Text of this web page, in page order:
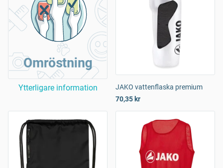
Omröstning
Ytterligare information
JAKO vattenflaska premium
70,35 kr